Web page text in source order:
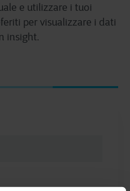
e utilizzare i tuoi
per visualizzare i dati
insight.